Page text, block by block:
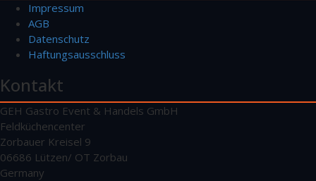
Impressum
AGB
Datenschutz
Haftungsausschluss
Kontakt
GEH Gastro Event & Handels GmbH
Feldküchencenter
Zorbauer Kreisel 9
06686 Lützen/ OT Zorbau
Germany